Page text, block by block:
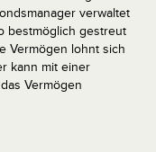
verwaltet
bestmöglich gestreut
Vermögen lohnt sich
kann mit einer
Vermögen